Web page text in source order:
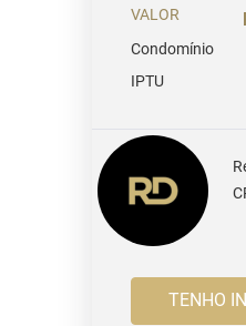
VALOR
Condomínio
IPTU
TENHO